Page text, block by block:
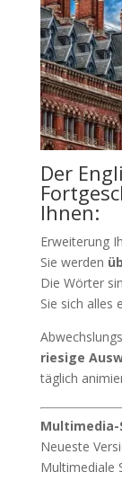
Der
Ihnen:
Erweiterung
Sie werden
Die Wörter
Sie sich alles
riesige
täglich
Neueste
Multimediale